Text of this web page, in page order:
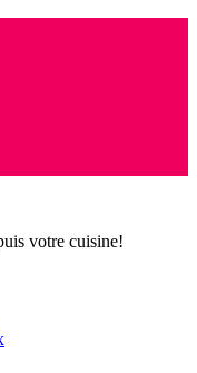
votre cuisine!